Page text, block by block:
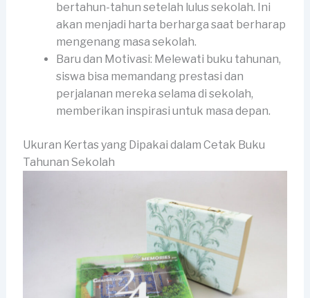
bertahun-tahun setelah lulus sekolah. Ini
akan menjadi harta berharga saat berharap
mengenang masa sekolah.
Baru dan Motivasi: Melewati buku tahunan,
siswa bisa memandang prestasi dan
perjalanan mereka selama di sekolah,
memberikan inspirasi untuk masa depan.
Ukuran Kertas yang Dipakai dalam Cetak Buku
Tahunan Sekolah